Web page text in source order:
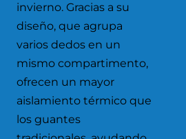
invierno. Gracias a su
diseño, que agrupa
varios dedos en un
mismo compartimento,
ofrecen un mayor
aislamiento térmico que
los guantes